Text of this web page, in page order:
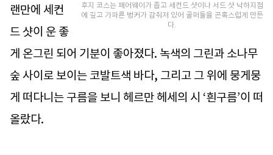
후지 코스는 페어웨이가 좁고 세컨드 샷이나 서드 샷 낙하지점
에 깊고 가파른 벙커가 감춰져 있어 골퍼들을 곤혹스럽게 만든
다.
랜만에 세컨
드 샷이 운 좋
게 온그린 되어 기분이 좋아졌다. 녹색의 그린과 소나무
숲 사이로 보이는 코발트색 바다, 그리고 그 위에 뭉게뭉
게 떠다니는 구름을 보니 헤르만 헤세의 시 ‘흰구름’이 떠
올랐다.